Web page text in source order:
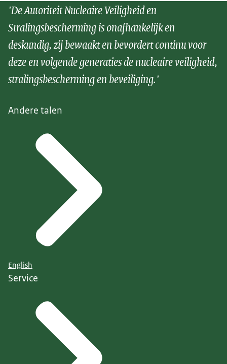
'De Autoriteit Nucleaire Veiligheid en
Stralingsbescherming is onafhankelijk en
deskundig, zij bewaakt en bevordert continu voor
deze en volgende generaties de nucleaire veiligheid,
stralingsbescherming en beveiliging.'
Andere talen
English
Service